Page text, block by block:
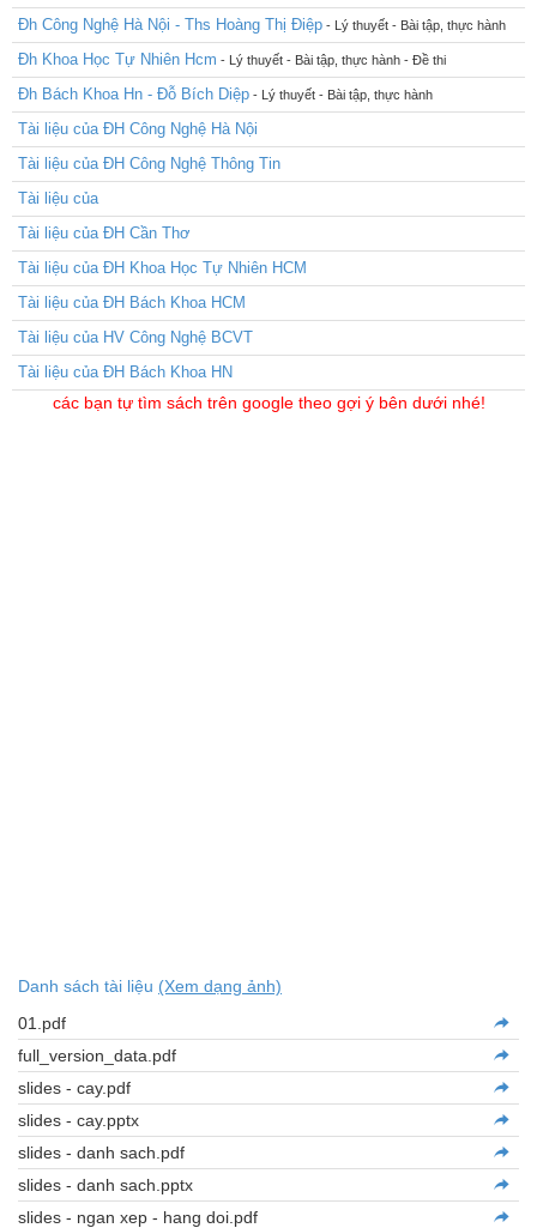
Đh Công Nghệ Hà Nội - Ths Hoàng Thị Điệp - Lý thuyết - Bài tập, thực hành
Đh Khoa Học Tự Nhiên Hcm - Lý thuyết - Bài tập, thực hành - Đề thi
Đh Bách Khoa Hn - Đỗ Bích Diệp - Lý thuyết - Bài tập, thực hành
Tài liệu của ĐH Công Nghệ Hà Nội
Tài liệu của ĐH Công Nghệ Thông Tin
Tài liệu của
Tài liệu của ĐH Cần Thơ
Tài liệu của ĐH Khoa Học Tự Nhiên HCM
Tài liệu của ĐH Bách Khoa HCM
Tài liệu của HV Công Nghệ BCVT
Tài liệu của ĐH Bách Khoa HN
các bạn tự tìm sách trên google theo gợi ý bên dưới nhé!
Danh sách tài liệu (Xem dạng ảnh)
01.pdf
full_version_data.pdf
slides - cay.pdf
slides - cay.pptx
slides - danh sach.pdf
slides - danh sach.pptx
slides - ngan xep - hang doi.pdf